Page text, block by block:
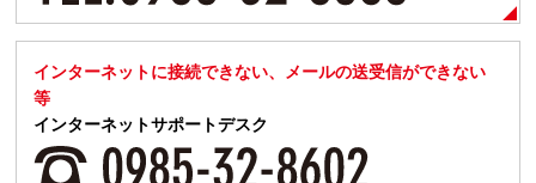
インターネットに接続できない、メールの送受信ができない
等
インターネットサポートデスク